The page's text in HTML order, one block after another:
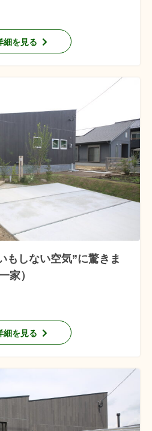
細を見る
もしない空気”に驚きま
家）
細を見る